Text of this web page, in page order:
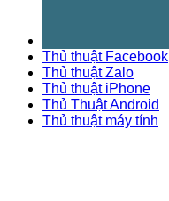
Thủ thuật Facebook
Thủ thuật Zalo
Thủ thuật iPhone
Thủ Thuật Android
Thủ thuật máy tính